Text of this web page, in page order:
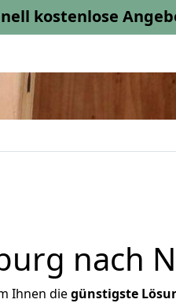
kostenlose
nach
Ihnen diegünstigste